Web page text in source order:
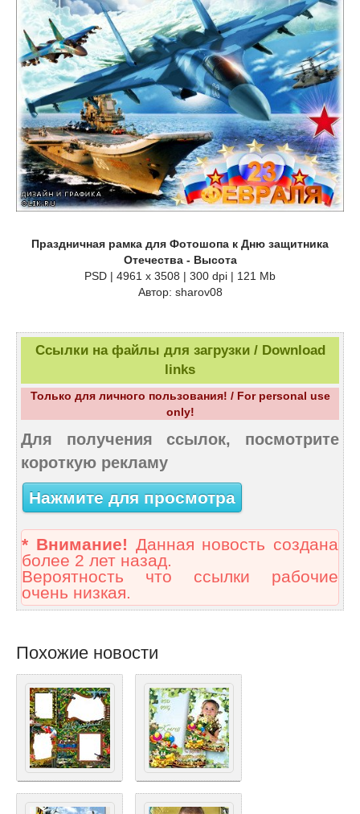
Праздничная рамка для Фотошопа к Дню защитника
Отечества - Высота
PSD | 4961 х 3508 | 300 dpi | 121 Mb
Автор: sharov08
Ссылки на файлы для загрузки / Download
links
Только для личного пользования! / For personal use
only!
Для получения ссылок, посмотрите
короткую рекламу
Нажмите для просмотра
* Внимание! Данная новость создана
более 2 лет назад.
Вероятность что ссылки рабочие
очень низкая.
Похожие новости